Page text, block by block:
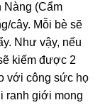
Nàng (Cẩm
cây. Mỗi bè sẽ
Như vậy, nếu
kiếm được 2
với công sức họ
ranh giới mong